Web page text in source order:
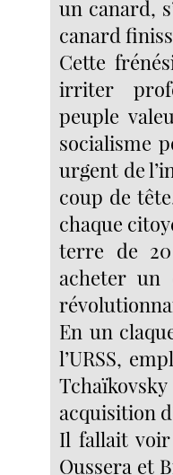
un canard,
canard
Cette
irriter
peuple
socialisme
urgent de
coup de
chaque
terre de
acheter un
En un
l’URSS,
acquisition
Il fallait voir
Oussera et